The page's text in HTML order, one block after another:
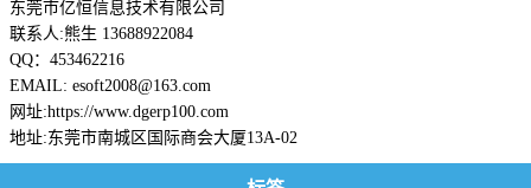
东莞市亿恒信息技术有限公司
联系人:熊生 13688922084
QQ：453462216
EMAIL: esoft2008@163.com
网址:https://www.dgerp100.com
地址:东莞市南城区国际商会大厦13A-02